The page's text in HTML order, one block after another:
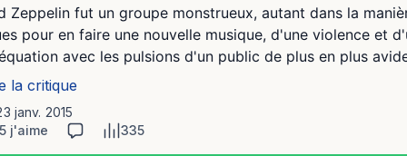
Zeppelin fut un groupe monstrueux, autant dans la
pour en faire une nouvelle musique, d'une violence et
avec les pulsions d'un public de plus en plus
la critique
janv. 2015
5 j'aime
335